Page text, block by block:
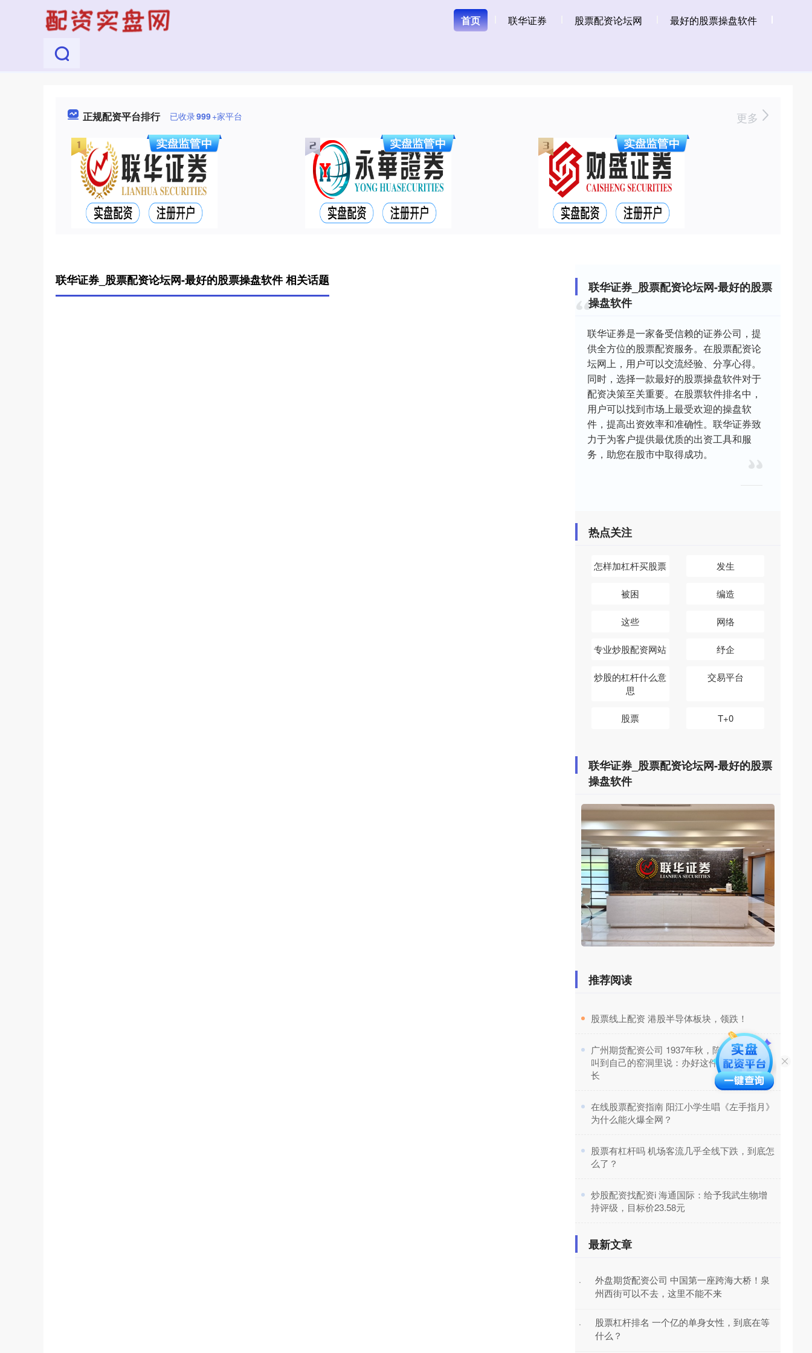
首页 联华证券 股票配资论坛网 最好的股票操盘软件
正规配资平台排行 已收录999+家平台 更多
联华证券_股票配资论坛网-最好的股票操盘软件 相关话题
联华证券_股票配资论坛网-最好的股票
操盘软件
联华证券是一家备受信赖的证券公司，提
供全方位的股票配资服务。在股票配资论
坛网上，用户可以交流经验、分享心得。
同时，选择一款最好的股票操盘软件对于
配资决策至关重要。在股票软件排名中，
用户可以找到市场上最受欢迎的操盘软
件，提高出资效率和准确性。联华证券致
力于为客户提供最优质的出资工具和服
务，助您在股市中取得成功。
热点关注
怎样加杠杆买股票 发生
被困 编造
这些 网络
专业炒股配资网站 纾企
炒股的杠杆什么意
思
交易平台
股票 T+0
联华证券_股票配资论坛网-最好的股票
操盘软件
推荐阅读
​股票线上配资 港股半导体板块，领跌！
​广州期货配资公司 1937年秋，陈赓把1营营长
叫到自己的窑洞里说：办好这件事你就是副团
长
​在线股票配资指南 阳江小学生唱《左手指月》
为什么能火爆全网？
​股票有杠杆吗 机场客流几乎全线下跌，到底怎
么了？
​炒股配资找配资i 海通国际：给予我武生物增
持评级，目标价23.58元
最新文章
·
外盘期货配资公司 中国第一座跨海大桥！泉
州西街可以不去，这里不能不来
·
股票杠杆排名 一个亿的单身女性，到底在等
什么？